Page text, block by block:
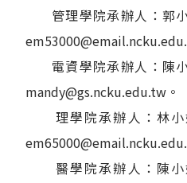
管理學院承辦人：郭小
電資學院承辦人：陳小
mandy@gs.ncku.edu.tw。
理學院承辦人：林小
醫學院承辦人：陳小